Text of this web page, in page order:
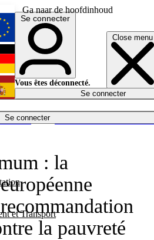
Ga naar de hoofdinhoud
Close menu
Se connecter
et Transport
English
Deutsch
Español
Se connecter
Vous êtes déconnecté.
Se connecter
: la
la pauvreté